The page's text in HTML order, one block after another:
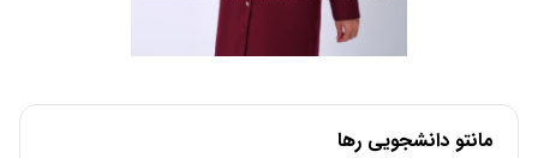
مانتو دانشجویی رها